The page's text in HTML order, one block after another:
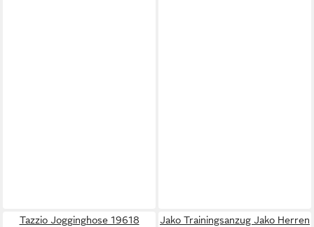
Tazzio Jogginghose 19618
Jako Trainingsanzug Jako Herren